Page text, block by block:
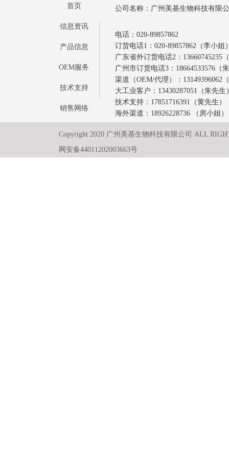
首页
信息资讯
产品信息
OEM服务
技术支持
销售网络
公司名称：广州美基生物科技有限
电话：020-89857862
订货电话1：020-89857862（李小姐
广东省外订货电话2：13660745235
广州市订货电话3：18664533576（
渠道（OEM/代理）：13149396062
大工业客户：13430287051（朱先生
技术支持：17851716391（黄先生）
海外渠道：18926228736 （房小姐）
Copyright 2020 广州美基生物科技有限公司 ALL
网安备44011202003663号